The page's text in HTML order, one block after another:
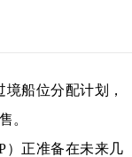
船位分配计划，
。
正准备在未来几